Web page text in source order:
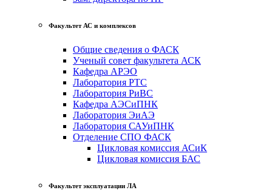
Факультет АС и комплексов
Общие сведения о ФАСК
Ученый совет факультета АСК
Кафедра АРЭО
Лаборатория РТС
Лаборатория РиВС
Кафедра АЭСиПНК
Лаборатория ЭиАЭ
Лаборатория САУиПНК
Отделение СПО ФАСК
Цикловая комиссия АСиК
Цикловая комиссия БАС
Факультет эксплуатации ЛА